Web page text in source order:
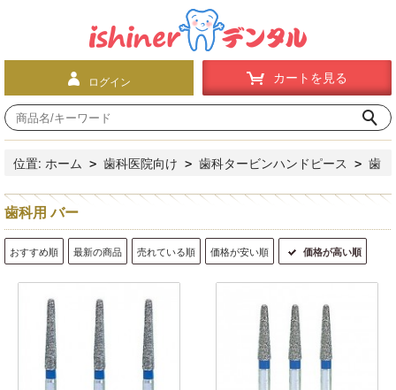
ログイン カートを見る
位置: ホーム > 歯科医院向け > 歯科タービンハンドピース > 歯
歯科用 バー
おすすめ順 最新の商品 売れている順 価格が安い順 価格が高い順